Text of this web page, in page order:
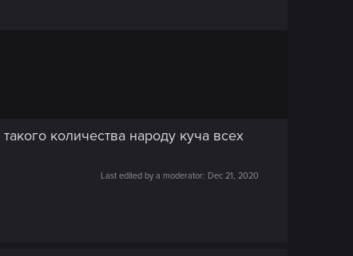
количества народу куча всех
Last edited by a moderator: Dec 21, 2020